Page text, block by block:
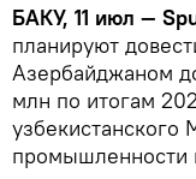
БАКУ, 11 июл —
планируют
Азербайджаном
млн по итогам
узбекистанского
промышленности